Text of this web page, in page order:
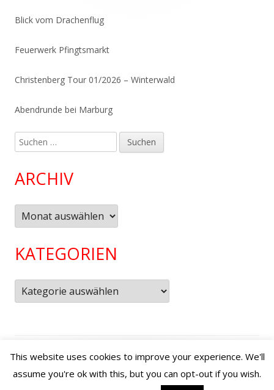
Blick vom Drachenflug
Feuerwerk Pfingtsmarkt
Christenberg Tour 01/2026 – Winterwald
Abendrunde bei Marburg
Suchen
nach:
ARCHIV
Archiv
KATEGORIEN
Kategorien
Social- YouTubeInstagramFacebook
This website uses cookies to improve your experience. We'll
assume you're ok with this, but you can opt-out if you wish.